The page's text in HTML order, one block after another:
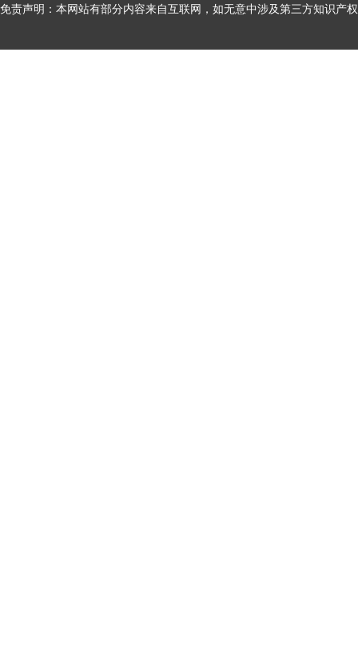
免责声明：本网站有部分内容来自互联网，如无意中涉及第三方知识产